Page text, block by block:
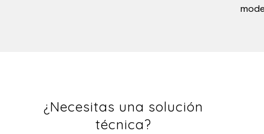
¿Necesitas una solución
técnica?